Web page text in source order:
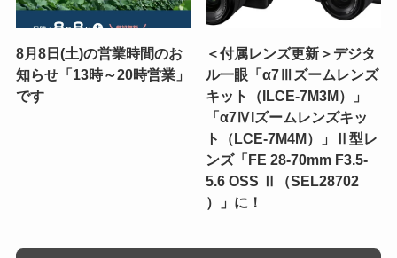
8月8日(土)の営業時間のお
知らせ「13時～20時営業」
です
＜付属レンズ更新＞デジタ
ル一眼「α7Ⅲズームレンズ
キット（ILCE-7M3M）」
「α7ⅣIズームレンズキッ
ト（LCE-7M4M）」Ⅱ型レ
ンズ「FE 28-70mm F3.5-
5.6 OSS Ⅱ（SEL28702
）」に！